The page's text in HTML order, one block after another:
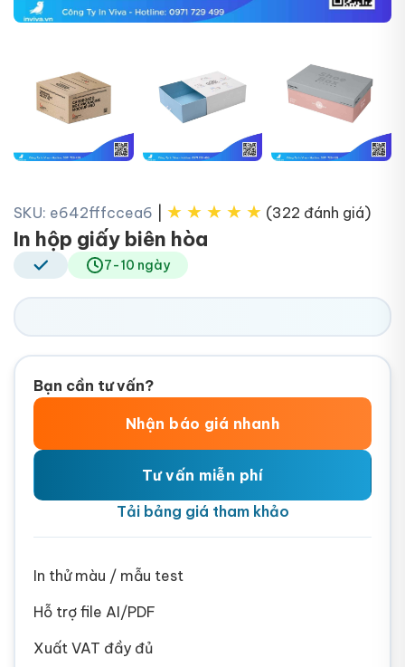
SKU: e642fffccea6 ★ ★ ★ ★ ★ (322 đánh giá)
In hộp giấy biên hòa
7-10 ngày
Bạn cần tư vấn?
Nhận báo giá nhanh
Tư vấn miễn phí
Tải bảng giá tham khảo
In thử màu / mẫu test
Hỗ trợ file AI/PDF
Xuất VAT đầy đủ